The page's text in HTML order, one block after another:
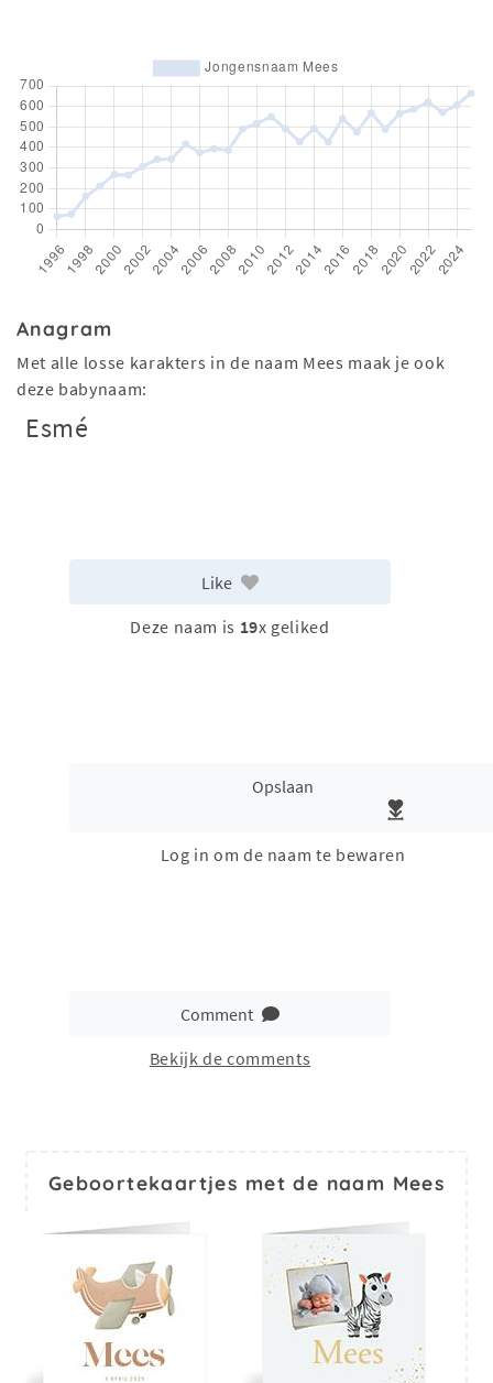
Anagram
Met alle losse karakters in de naam Mees maak je ook
deze babynaam:
Esmé
Like
Deze naam is 19x geliked
Opslaan
Log in om de naam te bewaren
Comment
Bekijk de comments
Geboortekaartjes met de naam Mees